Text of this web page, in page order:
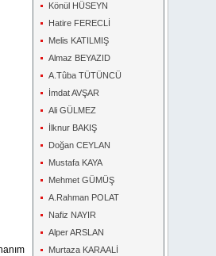
Könül HÜSEYN
Hatire FERECLİ
Melis KATILMIŞ
Almaz BEYAZID
A.Tûba TÜTÜNCÜ
İmdat AVŞAR
Ali GÜLMEZ
İlknur BAKIŞ
Doğan CEYLAN
Mustafa KAYA
Mehmet GÜMÜŞ
A.Rahman POLAT
Nafiz NAYIR
Alper ARSLAN
Murtaza KARAALİ